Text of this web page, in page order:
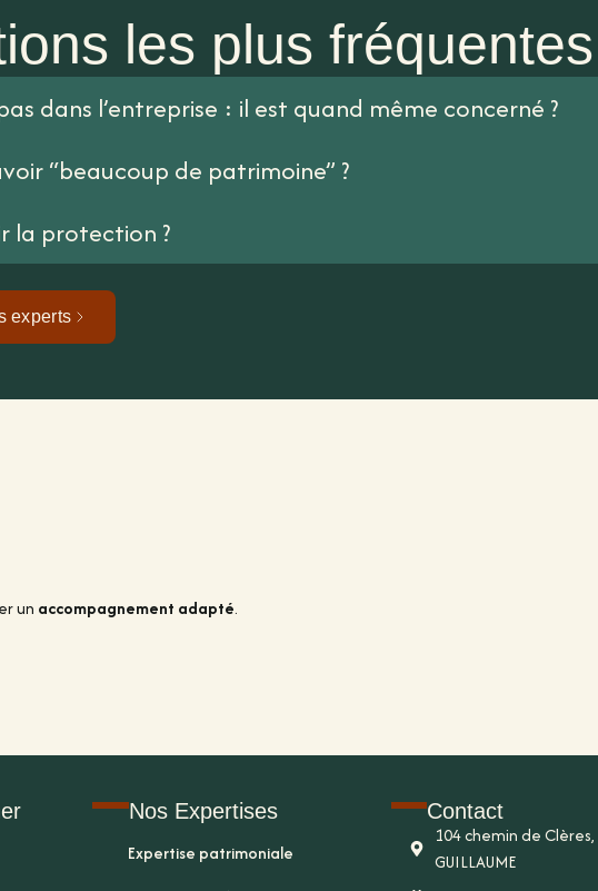
les plus fréquentes
dans l’entreprise : il est quand même concerné ?
“beaucoup de patrimoine” ?
la protection ?
experts
un accompagnement adapté.
Nos Expertises
Expertise patrimoniale
Contact
104 chemin de Clères,
GUILLAUME